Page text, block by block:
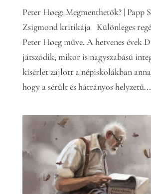
Peter Høeg: Megmenthetők? | Papp
Zsigmond kritikája Különleges
Peter Høeg műve. A hetvenes évek
játszódik, mikor is nagyszabású
kísérlet zajlott a népiskolákban
hogy a sérült és hátrányos helyzetű...